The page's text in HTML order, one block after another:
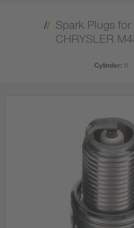
Spark Plugs for
CHRYSLER
Cylinder: 8